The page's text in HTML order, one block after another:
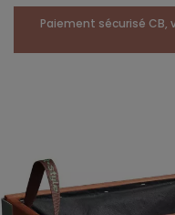
Paiement sécurisé CB,